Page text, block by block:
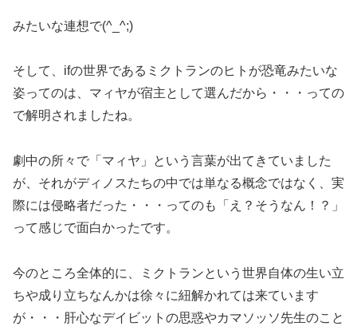
みたいな連想で(^_^;)
そして、ifの世界であるミクトランのヒトが恐竜みたいな
姿ってのは、マィヤが宿主として選んだから・・・っての
で解明されましたね。
劇中の所々で「マィヤ」という言葉が出てきていました
が、それがディノスたちの中では単なる概念ではなく、実
際には侵略者だった・・・ってのも「え？そうなん！？」
って感じで面白かったです。
今のところ全体的に、ミクトランという世界自体の生い立
ちや成り立ちなんかは徐々に紐解かれては来ています
が・・・肝心なデイビットの思惑やカマソッソ先生のこと